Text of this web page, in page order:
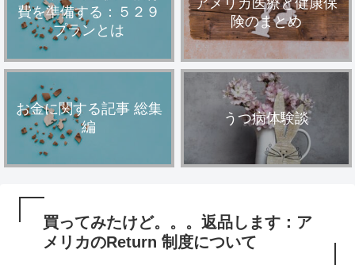
費を準備する：５２９
プランとは
険のまとめ
お金に関する記事 総集
編
うつ病体験談
買ってみたけど。。。返品します：ア
メリカのReturn 制度について